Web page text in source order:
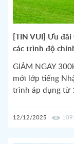
[TIN VUI] Ưu
các trình độ
GIẢM NGAY
mới lớp tiếng
trình áp dụng từ
12/12/2025